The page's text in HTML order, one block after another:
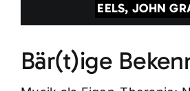
EELS, JOHN
Bär(t)ige